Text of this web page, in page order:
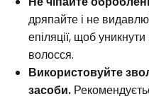
дряпайте і не
епіляції, щоб
волосся.
Використовуйте
засоби.